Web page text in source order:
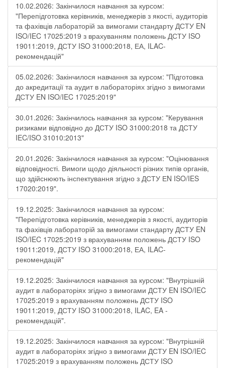
10.02.2026: Закінчилося навчання за курсом:
"Перепідготовка керівників, менеджерів з якості, аудиторів
та фахівців лабораторій за вимогами стандарту ДСТУ EN
ISO/IEC 17025:2019 з врахуванням положень ДСТУ ISO
19011:2019, ДСТУ ISO 31000:2018, ЕА, ILAC-
рекомендацій"
05.02.2026: Закінчилося навчання за курсом: "Підготовка
до акредитації та аудит в лабораторіях згідно з вимогами
ДСТУ EN ISO/IEC 17025:2019"
30.01.2026: Закінчилось навчання за курсом: "Керування
ризиками відповідно до ДСТУ ISO 31000:2018 та ДСТУ
IEC/ISO 31010:2013"
20.01.2026: Закінчилося навчання за курсом: "Оцінювання
відповідності. Вимоги щодо діяльності різних типів органів,
що здійснюють інспектування згідно з ДСТУ ЕN ISO/IES
17020:2019".
19.12.2025: Закінчилося навчання за курсом:
"Перепідготовка керівників, менеджерів з якості, аудиторів
та фахівців лабораторій за вимогами стандарту ДСТУ EN
ISO/IEC 17025:2019 з врахуванням положень ДСТУ ISO
19011:2019, ДСТУ ISO 31000:2018, ЕА, ILAC-
рекомендацій"
19.12.2025: Закінчилося навчання за курсом: "Внутрішній
аудит в лабораторіях згідно з вимогами ДСТУ EN ISO/IEC
17025:2019 з врахуванням положень ДСТУ ISO
19011:2019, ДСТУ ISO 31000:2018, ILAC, EA -
рекомендацій".
19.12.2025: Закінчилося навчання за курсом: "Внутрішній
аудит в лабораторіях згідно з вимогами ДСТУ EN ISO/IEC
17025:2019 з врахуванням положень ДСТУ ISO